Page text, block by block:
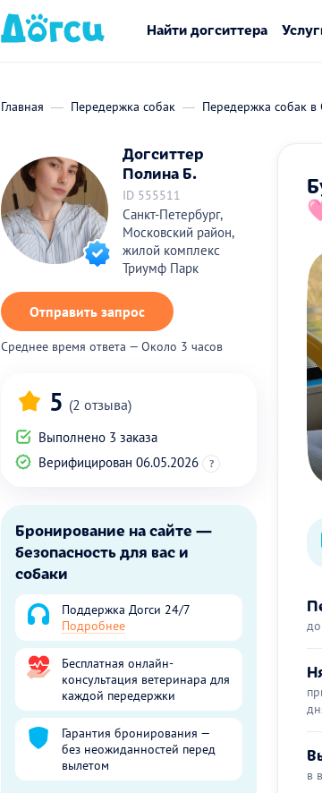
Найти догситтера
Главная Передержка собак Передержка собак в
Догситтер
Полина Б.
ID 555511
Санкт-Петербург,
Московский район,
жилой комплекс
Триумф Парк
Отправить запрос
Среднее время ответа — Около 3 часов
5 (2 отзыва)
Выполнено 3 заказа
Верифицирован 06.05.2026
?
Бронирование на сайте —
безопасность для вас и
собаки
Поддержка Догси 24/7
Подробнее
Бесплатная онлайн-
консультация ветеринара для
каждой передержки
Гарантия бронирования —
без неожиданностей перед
вылетом
в